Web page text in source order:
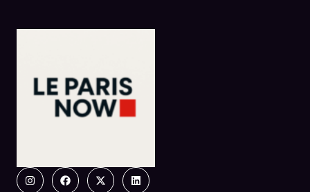
InstagramFacebook
X-
twitter
Linkedin